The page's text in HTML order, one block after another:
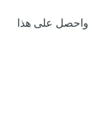
واحصل على هذا